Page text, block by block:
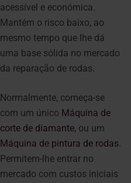
acessível e económica.
Mantém o risco baixo, ao
mesmo tempo que lhe dá
uma base sólida no mercado
da reparação de rodas.
Normalmente, começa-se
com um único Máquina de
corte de diamante, ou um
Máquina de pintura de rodas.
Permitem-lhe entrar no
mercado com custos iniciais